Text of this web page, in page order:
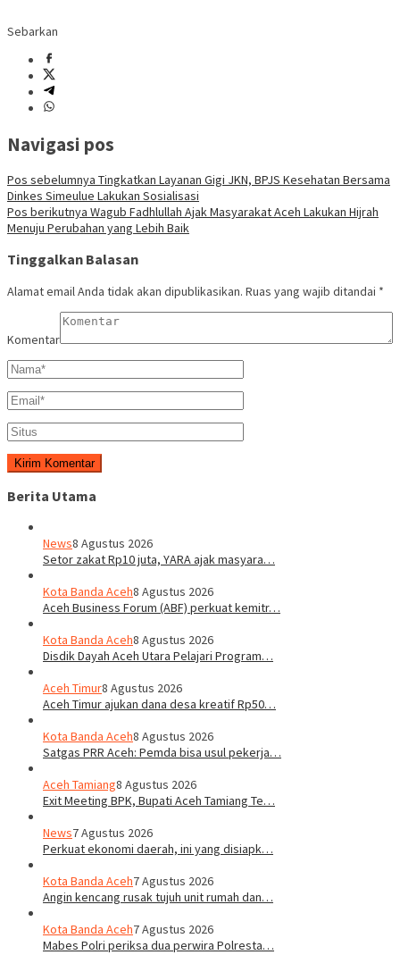
Sebarkan
Navigasi pos
Pos sebelumnya Tingkatkan Layanan Gigi JKN, BPJS Kesehatan Bersama
Dinkes Simeulue Lakukan Sosialisasi
Pos berikutnya Wagub Fadhlullah Ajak Masyarakat Aceh Lakukan Hijrah
Menuju Perubahan yang Lebih Baik
Tinggalkan Balasan
Alamat email Anda tidak akan dipublikasikan. Ruas yang wajib ditandai *
Komentar
Berita Utama
News8 Agustus 2026
Setor zakat Rp10 juta, YARA ajak masyara…
Kota Banda Aceh8 Agustus 2026
Aceh Business Forum (ABF) perkuat kemitr…
Kota Banda Aceh8 Agustus 2026
Disdik Dayah Aceh Utara Pelajari Program…
Aceh Timur8 Agustus 2026
Aceh Timur ajukan dana desa kreatif Rp50…
Kota Banda Aceh8 Agustus 2026
Satgas PRR Aceh: Pemda bisa usul pekerja…
Aceh Tamiang8 Agustus 2026
Exit Meeting BPK, Bupati Aceh Tamiang Te…
News7 Agustus 2026
Perkuat ekonomi daerah, ini yang disiapk…
Kota Banda Aceh7 Agustus 2026
Angin kencang rusak tujuh unit rumah dan…
Kota Banda Aceh7 Agustus 2026
Mabes Polri periksa dua perwira Polresta…